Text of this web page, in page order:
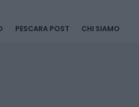
PESCARA POST CHI SIAMO